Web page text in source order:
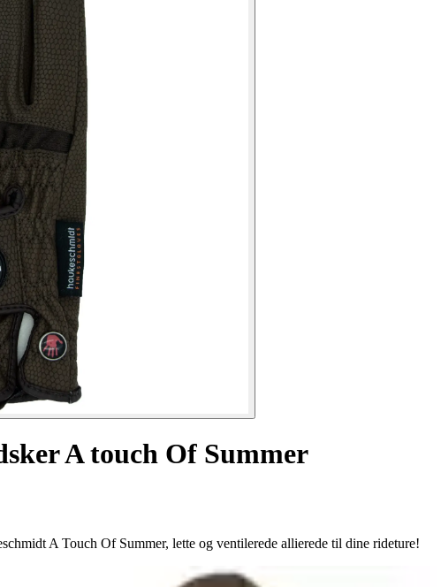
A touch Of Summer
A Touch Of Summer, lette og ventilerede allierede til dine rideture!